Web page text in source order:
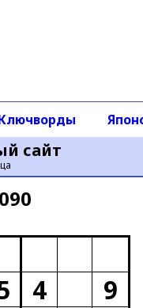
сайт
4
9